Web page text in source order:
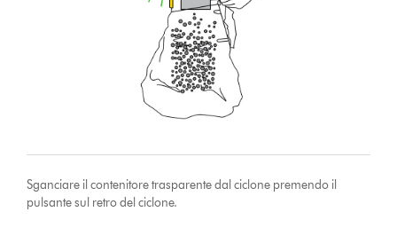
Sganciare il contenitore trasparente dal ciclone premendo il
pulsante sul retro del ciclone.